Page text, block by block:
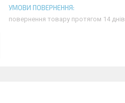
повернення товару протягом 14 днів